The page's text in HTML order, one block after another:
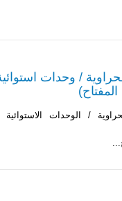
/ وحدات
/ الوحدات الاستوائية